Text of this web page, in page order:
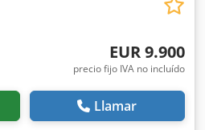
EUR 9.900
precio fijo IVA no incluído
Llamar